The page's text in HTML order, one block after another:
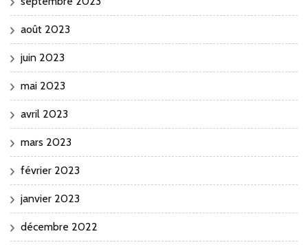
août 2023
juin 2023
mai 2023
avril 2023
mars 2023
février 2023
janvier 2023
décembre 2022